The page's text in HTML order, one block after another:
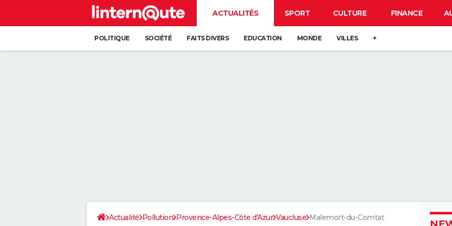
ACTUALITÉS SPORT CULTURE FINANCE
POLITIQUE SOCIÉTÉ FAITS DIVERS EDUCATION MONDE VILLES +
Actualité Pollution Provence-Alpes-Côte d'Azur Vaucluse Malemort-du-Comtat